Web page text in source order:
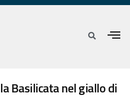
Basilicata nel giallo di